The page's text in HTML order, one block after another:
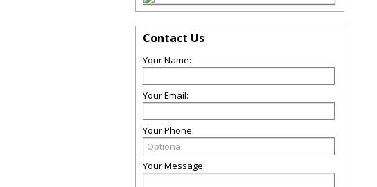
Contact Us
Your Name:
Your Email:
Your Phone:
Your Message: